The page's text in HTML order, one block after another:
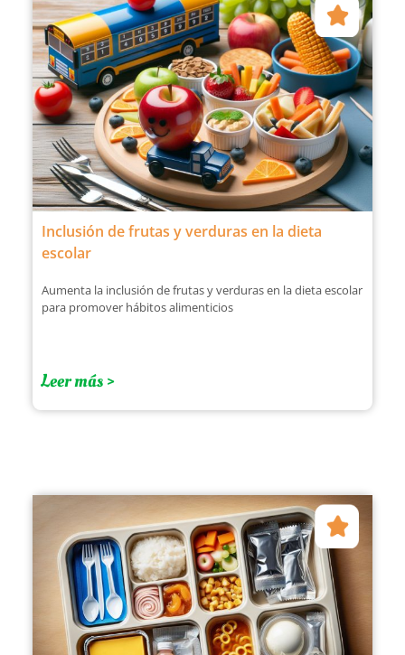
Inclusión de frutas y verduras en la dieta
escolar
Aumenta la inclusión de frutas y verduras en la dieta escolar
para promover hábitos alimenticios
Leer más >